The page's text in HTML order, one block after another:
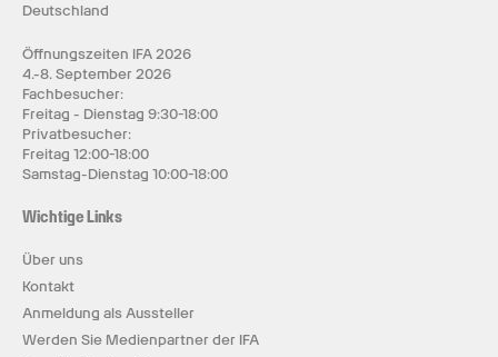
Deutschland
Öffnungszeiten IFA 2026
4.-8. September 2026
Fachbesucher:
Freitag - Dienstag 9:30-18:00
Privatbesucher:
Freitag 12:00-18:00
Samstag-Dienstag 10:00-18:00
Wichtige Links
Über uns
Kontakt
Anmeldung als Aussteller
Werden Sie Medienpartner der IFA